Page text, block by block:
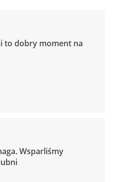
to dobry moment na
Wsparliśmy